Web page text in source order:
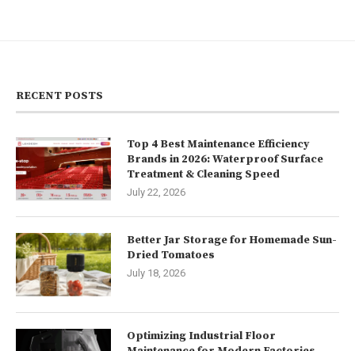
RECENT POSTS
Top 4 Best Maintenance Efficiency
Brands in 2026: Waterproof Surface
Treatment & Cleaning Speed
July 22, 2026
Better Jar Storage for Homemade Sun-
Dried Tomatoes
July 18, 2026
Optimizing Industrial Floor